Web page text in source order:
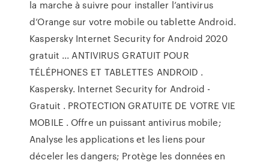
la marche à suivre pour installer l’antivirus
d’Orange sur votre mobile ou tablette Android.
Kaspersky Internet Security for Android 2020
gratuit ... ANTIVIRUS GRATUIT POUR
TÉLÉPHONES ET TABLETTES ANDROID .
Kaspersky. Internet Security for Android -
Gratuit . PROTECTION GRATUITE DE VOTRE VIE
MOBILE . Offre un puissant antivirus mobile;
Analyse les applications et les liens pour
déceler les dangers; Protège les données en